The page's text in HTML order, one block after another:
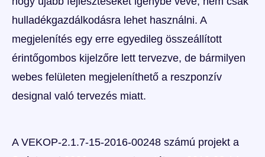
hulladékgazdálkodásra lehet használni. A
megjelenítés egy erre egyedileg összeállított
érintőgombos kijelzőre lett tervezve, de bármilyen
webes felületen megjeleníthető a reszponzív
designal való tervezés miatt.
A VEKOP-2.1.7-15-2016-00248 számú projekt a